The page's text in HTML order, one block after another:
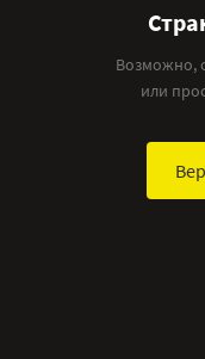
Возможно,
или